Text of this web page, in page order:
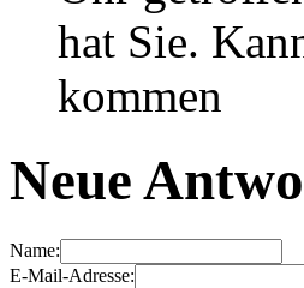
hat Sie.
kommen
Neue
Name:
E-Mail-Adresse: